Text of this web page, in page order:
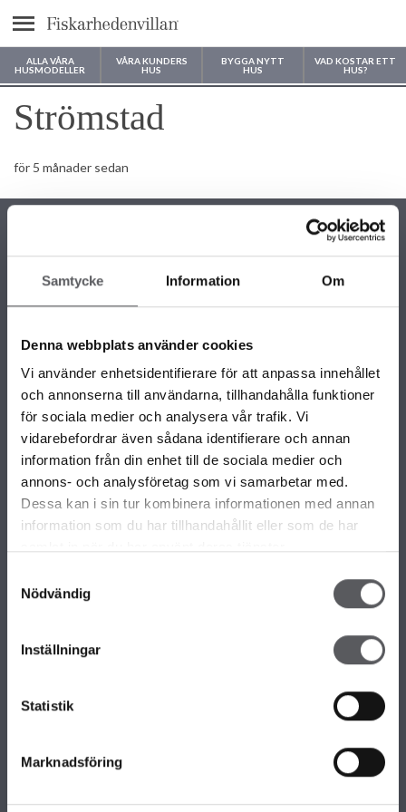
Samtycke Information Om
Denna webbplats använder cookies
Vi använder enhetsidentifierare för att anpassa innehållet
och annonserna till användarna, tillhandahålla funktioner
för sociala medier och analysera vår trafik. Vi
vidarebefordrar även sådana identifierare och annan
information från din enhet till de sociala medier och
annons- och analysföretag som vi samarbetar med.
Dessa kan i sin tur kombinera informationen med annan
information som du har tillhandahållit eller som de har
Nödvändig
Inställningar
Statistik
Marknadsföring
Meny
ALLA VÅRA
HUSMODELLER
VÅRA KUNDERS
HUS
BYGGA NYTT
HUS
VAD KOSTAR ETT
HUS?
Var vill du bygga ditt hus?
Strömstad
för 5 månader sedan
KONTAKTINFORMATION
info@fiskarhedenvillan.se
Box 882, 781 29 Borlänge
ALLA VÅRA HUSMODELLER
UNIKA HUS
FAMILJÄRKOLLEKTIONEN
FRITIDSHUS
KOMPLEMENTBOSTADSHUS
OM FISKARHEDENVILLAN
Jobba hos oss
Nyhetsbrev
KONTAKTA FISKARHEDENVILLAN
Huvudkontor